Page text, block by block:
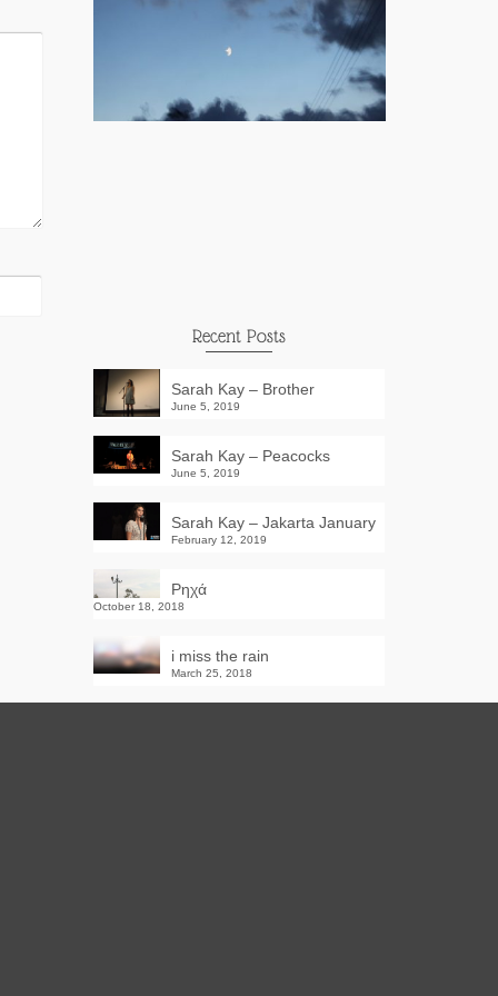
Recent Posts
Sarah Kay – Brother
June 5, 2019
Sarah Kay – Peacocks
June 5, 2019
Sarah Kay – Jakarta January
February 12, 2019
Ρηχά
October 18, 2018
i miss the rain
March 25, 2018